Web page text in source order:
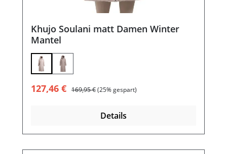
Khujo Soulani matt Damen Winter
Mantel
Verkaufspreis:
127,46 € Regulärer Preis:
169,95 €(25% gespart)
Details